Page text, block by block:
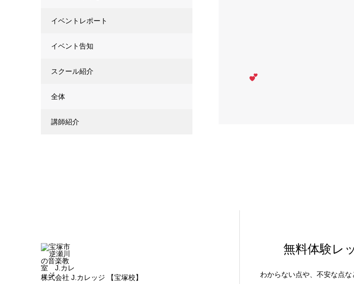
イベントレポート
イベント告知
スクール紹介
全体
講師紹介
株式会社 J.カレッジ 【宝塚校】
無料体験レ
わからない点や、不安な点